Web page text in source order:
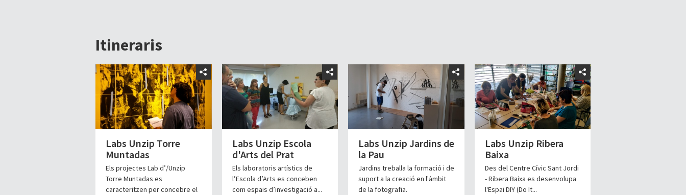
Itineraris
Labs Unzip Torre
Muntadas
Els projectes Lab d’/Unzip
Torre Muntadas es
caracteritzen per concebre el
Labs Unzip Escola
d'Arts del Prat
Els laboratoris artístics de
l’Escola d’Arts es conceben
com espais d’investigació a...
Labs Unzip Jardins de
la Pau
Jardins treballa la formació i de
suport a la creació en l'àmbit
de la fotografia.
Labs Unzip Ribera
Baixa
Des del Centre Cívic Sant Jordi
- Ribera Baixa es desenvolupa
l'Espai DIY (Do It...